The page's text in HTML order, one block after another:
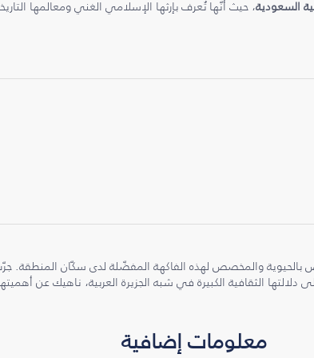
السعودية، حيث أنّها تُعرف بإرثها الإسلامي الغني ومعالمها
بالحيوية والمخصص لهذه الفاكهة المفضّلة لدى سكّان المنطقة. جرّب
دلالتها الثقافية الكبيرة في شبه الجزيرة العربية، ناهيك عن
معلومات إضافية